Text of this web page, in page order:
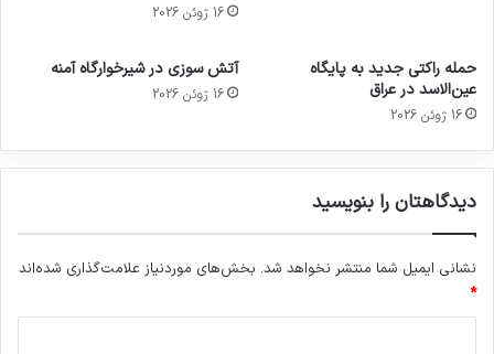
16 ژوئن 2026
حمله راکتی جدید به پایگاه
عین‌الاسد در عراق
16 ژوئن 2026
آتش سوزی در شیرخوارگاه آمنه
16 ژوئن 2026
دیدگاهتان را بنویسید
نشانی ایمیل شما منتشر نخواهد شد. بخش‌های موردنیاز علامت‌گذاری شده‌اند
*